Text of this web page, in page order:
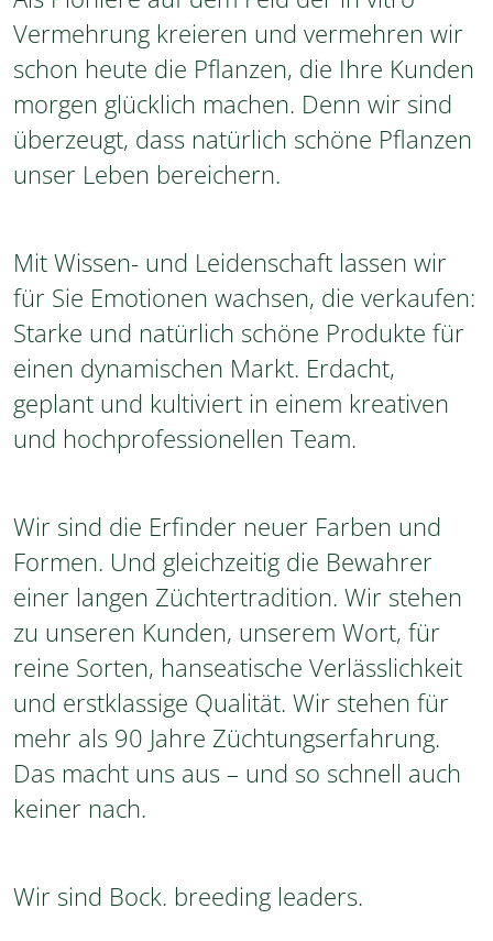
Vermehrung kreieren und vermehren wir
schon heute die Pflanzen, die Ihre Kunden
morgen glücklich machen. Denn wir sind
überzeugt, dass natürlich schöne Pflanzen
unser Leben bereichern.
Mit Wissen- und Leidenschaft lassen wir
für Sie Emotionen wachsen, die verkaufen:
Starke und natürlich schöne Produkte für
einen dynamischen Markt. Erdacht,
geplant und kultiviert in einem kreativen
und hochprofessionellen Team.
Wir sind die Erfinder neuer Farben und
Formen. Und gleichzeitig die Bewahrer
einer langen Züchtertradition. Wir stehen
zu unseren Kunden, unserem Wort, für
reine Sorten, hanseatische Verlässlichkeit
und erstklassige Qualität. Wir stehen für
mehr als 90 Jahre Züchtungserfahrung.
Das macht uns aus – und so schnell auch
keiner nach.
Wir sind Bock. breeding leaders.